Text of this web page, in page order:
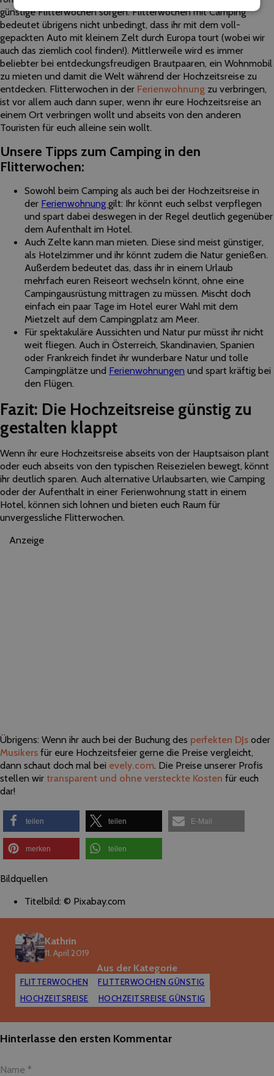
günstige Flitterwochen sorgen. Flitterwochen mit Camping
bedeutet übrigens nicht unbedingt, dass ihr mit dem voll-
gepackten Auto mit kleinem Zelt durch Europa tourt (wobei wir
auch das ziemlich cool finden!). Mittlerweile wird es immer
beliebter bei entdeckungsfreudigen Brautpaaren, ein Wohnmobil
zu mieten und damit die Welt während der Hochzeitsreise zu
entdecken. Flitterwochen in der Ferienwohnung zu verbringen,
ist vor allem auch dann super, wenn ihr eure Hochzeitsreise an
einem Ort verbringen wollt und abseits von den anderen
Touristen für euch alleine sein wollt.
Unsere Tipps zum Camping in den
Flitterwochen:
Sowohl beim Camping als auch bei der Hochzeitsreise in
der Ferienwohnung gilt: Ihr könnt euch selbst verpflegen
und spart dabei deswegen in der Regel deutlich gegenüber
dem Aufenthalt im Hotel.
Auch Zelte kann man mieten. Diese sind meist günstiger,
als Hotelzimmer und ihr könnt zudem die Natur genießen.
Außerdem bedeutet das, dass ihr in einem Urlaub
mehrfach euren Reiseort wechseln könnt, ohne eine
Campingausrüstung mittragen zu müssen. Mischt doch
einfach ein paar Tage im Hotel eurer Wahl mit dem
Mietzelt auf dem Campingplatz am Meer.
Für spektakuläre Aussichten und Natur pur müsst ihr nicht
weit fliegen. Auch in Österreich, Skandinavien, Spanien
oder Frankreich findet ihr wunderbare Natur und tolle
Campingplätze und Ferienwohnungen und spart kräftig bei
den Flügen.
Fazit: Die Hochzeitsreise günstig zu
gestalten klappt
Wenn ihr eure Hochzeitsreise abseits von der Hauptsaison plant
oder euch abseits von den typischen Reisezielen bewegt, könnt
ihr deutlich sparen. Auch alternative Urlaubsarten, wie Camping
oder der Aufenthalt in einer Ferienwohnung statt in einem
Hotel, können sich lohnen und bieten euch Raum für
unvergessliche Flitterwochen.
Anzeige
Übrigens: Wenn ihr auch bei der Buchung des perfekten DJs oder
Musikers für eure Hochzeitsfeier gerne die Preise vergleicht,
dann schaut doch mal bei evely.com. Die Preise unserer Profis
stellen wir transparent und ohne versteckte Kosten für euch
dar!
teilen teilen E-Mail
merken teilen
Bildquellen
Titelbild: © Pixabay.com
Kathrin
11. April 2019
Aus der Kategorie
FLITTERWOCHEN
FLITTERWOCHEN GÜNSTIG
HOCHZEITSREISE
HOCHZEITSREISE GÜNSTIG
Hinterlasse den ersten Kommentar
Name *